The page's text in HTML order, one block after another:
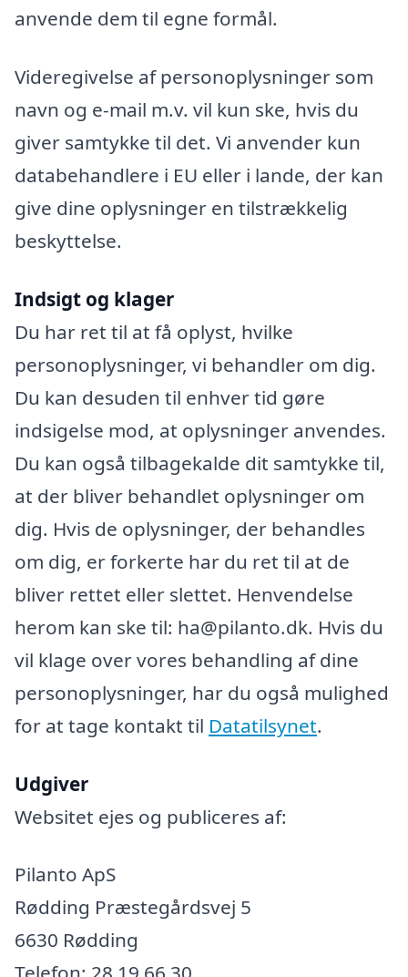
anvende dem til egne formål.
Videregivelse af personoplysninger som
navn og e-mail m.v. vil kun ske, hvis du
giver samtykke til det. Vi anvender kun
databehandlere i EU eller i lande, der kan
give dine oplysninger en tilstrækkelig
beskyttelse.
Indsigt og klager
Du har ret til at få oplyst, hvilke
personoplysninger, vi behandler om dig.
Du kan desuden til enhver tid gøre
indsigelse mod, at oplysninger anvendes.
Du kan også tilbagekalde dit samtykke til,
at der bliver behandlet oplysninger om
dig. Hvis de oplysninger, der behandles
om dig, er forkerte har du ret til at de
bliver rettet eller slettet. Henvendelse
herom kan ske til: ha@pilanto.dk. Hvis du
vil klage over vores behandling af dine
personoplysninger, har du også mulighed
for at tage kontakt til Datatilsynet.
Udgiver
Websitet ejes og publiceres af:
Pilanto ApS
Rødding Præstegårdsvej 5
6630 Rødding